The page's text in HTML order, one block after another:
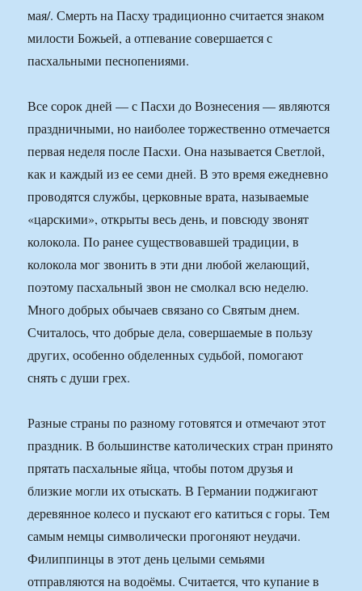
мая/. Смерть на Пасху традиционно считается знаком
милости Божьей, а отпевание совершается с
пасхальными песнопениями.
Все сорок дней — с Пасхи до Вознесения — являются
праздничными, но наиболее торжественно отмечается
первая неделя после Пасхи. Она называется Светлой,
как и каждый из ее семи дней. В это время ежедневно
проводятся службы, церковные врата, называемые
«царскими», открыты весь день, и повсюду звонят
колокола. По ранее существовавшей традиции, в
колокола мог звонить в эти дни любой желающий,
поэтому пасхальный звон не смолкал всю неделю.
Много добрых обычаев связано со Святым днем.
Считалось, что добрые дела, совершаемые в пользу
других, особенно обделенных судьбой, помогают
снять с души грех.
Разные страны по разному готовятся и отмечают этот
праздник. В большинстве католических стран принято
прятать пасхальные яйца, чтобы потом друзья и
близкие могли их отыскать. В Германии поджигают
деревянное колесо и пускают его катиться с горы. Тем
самым немцы символически прогоняют неудачи.
Филиппинцы в этот день целыми семьями
отправляются на водоёмы. Считается, что купание в